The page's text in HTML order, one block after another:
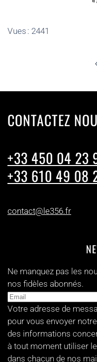
Vues : 2441
CONTACTEZ
+33 450 04 23
+33 610 49 08
contact@le356.fr
Ne manquez pas les
nos fidèles abonnés.
Votre adresse de
pour vous envoyer
des informations
à tout moment utiliser
dans chacun de nos